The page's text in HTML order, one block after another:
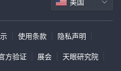
佣金，以及终身零维护费，使其
。此外，该平台还提供免费的直接
投资选择的可访问性，而无需额外
使用条款 隐私声明
方验证 展会 天眼研究院